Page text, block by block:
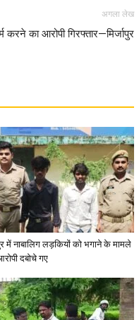
अगला लेख
करने का आरोपी गिरफ्तार—मिर्जापुर
में नाबालिग लड़कियों को भगाने के मामले
दबोचे गए